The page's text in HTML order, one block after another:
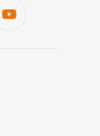
youtube